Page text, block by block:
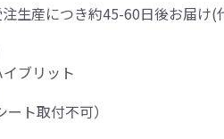
産につき約45-60日後お届け(
ブリット
ト取付不可）